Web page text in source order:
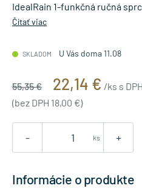
IdealRain 1-funkčná ručná
Čítať viac
SKLADOM U Vás doma 11.08
55,35 € 22,14 € /ks s DPH
(bez DPH 18,00 €)
- +
ks
Informácie o produkte